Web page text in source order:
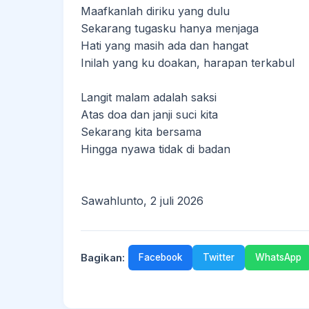
Maafkanlah diriku yang dulu
Sekarang tugasku hanya menjaga
Hati yang masih ada dan hangat
Inilah yang ku doakan, harapan terkabul
Langit malam adalah saksi
Atas doa dan janji suci kita
Sekarang kita bersama
Hingga nyawa tidak di badan
Sawahlunto, 2 juli 2026
Bagikan: Facebook Twitter WhatsApp